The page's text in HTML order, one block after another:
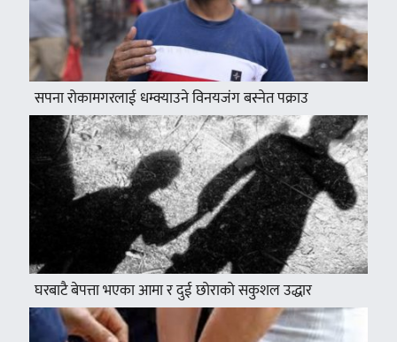
सपना रोकामगरलाई धम्क्याउने विनयजंग बस्नेत पक्राउ
घरबाटै बेपत्ता भएका आमा र दुई छोराको सकुशल उद्धार